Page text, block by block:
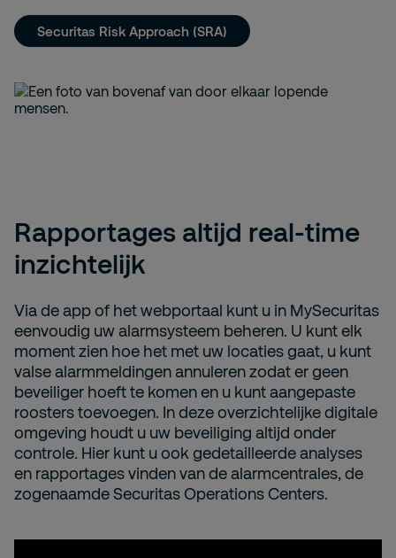
Securitas Risk Approach (SRA)
Rapportages altijd real-time
inzichtelijk
Via de app of het webportaal kunt u in MySecuritas
eenvoudig uw alarmsysteem beheren. U kunt elk
moment zien hoe het met uw locaties gaat, u kunt
valse alarmmeldingen annuleren zodat er geen
beveiliger hoeft te komen en u kunt aangepaste
roosters toevoegen. In deze overzichtelijke digitale
omgeving houdt u uw beveiliging altijd onder
controle. Hier kunt u ook gedetailleerde analyses
en rapportages vinden van de alarmcentrales, de
zogenaamde Securitas Operations Centers.